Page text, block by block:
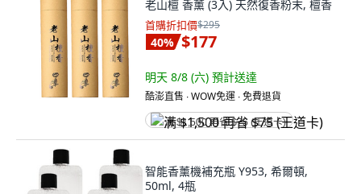
老山檀 香薰 (3入) 天然復香粉末, 檀香
首購折扣價$295
40% $177
明天 8/8 (六) 預計送達
酷澎直售 ∙ WOW免運 ∙ 免費退貨
满 $1,500 再省 $75 (王道卡)
智能香薰機補充瓶 Y953, 希爾頓,
50ml, 4瓶